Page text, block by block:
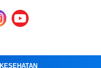
KESEHATAN